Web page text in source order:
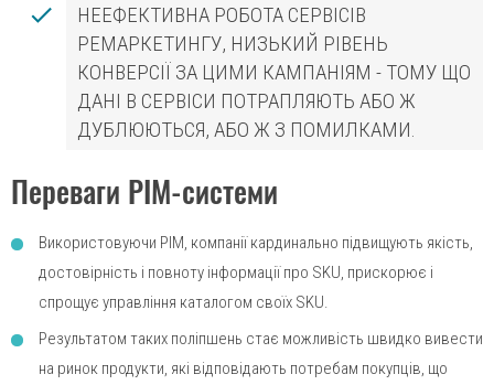
done
НЕЕФЕКТИВНА РОБОТА СЕРВІСІВ
РЕМАРКЕТИНГУ, НИЗЬКИЙ РІВЕНЬ
КОНВЕРСІЇ ЗА ЦИМИ КАМПАНІЯМ - ТОМУ ЩО
ДАНІ В СЕРВІСИ ПОТРАПЛЯЮТЬ АБО Ж
ДУБЛЮЮТЬСЯ, АБО Ж З ПОМИЛКАМИ.
Переваги PIM-системи
Використовуючи PIM, компанії кардинально підвищують якість,
достовірність і повноту інформації про SKU, прискорює і
спрощує управління каталогом своїх SKU.
Результатом таких поліпшень стає можливість швидко вивести
на ринок продукти, які відповідають потребам покупців, що